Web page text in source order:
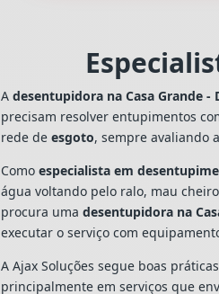
Adesentupidora na Casa Grande -
precisam resolver entupimentos
rede deesgoto, sempre avaliando
Comoespecialista em
água voltando pelo ralo, mau
procura umadesentupidora na
executar o serviço com
A Ajax Soluções segue boas
principalmente em serviços que